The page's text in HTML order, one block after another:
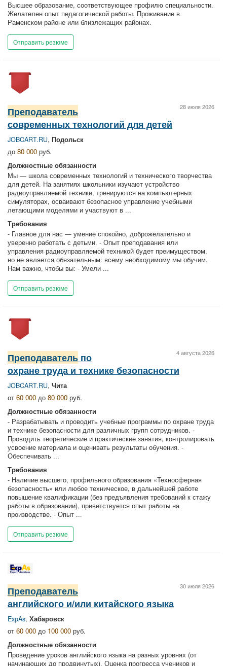
Высшее образование, соответствующее профилю специальности.
Желателен опыт педагогической работы. Проживание в
Раменском районе или близлежащих районах.
Отправить резюме
28 июля 2026
Преподаватель
современных технологий для детей
JOBCART.RU, Подольск
до 80 000 руб.
Должностные обязанности
Мы — школа современных технологий и технического творчества
для детей. На занятиях школьники изучают устройство
радиоуправляемой техники, тренируются на компьютерных
симуляторах, осваивают безопасное управление учебными
летающими моделями и участвуют в ...
Требования
- Главное для нас — умение спокойно, доброжелательно и
уверенно работать с детьми. - Опыт преподавания или
управления радиоуправляемой техникой будет преимуществом,
но не является обязательным: всему необходимому мы обучим.
Нам важно, чтобы вы: - Умели ...
Отправить резюме
4 августа 2026
Преподаватель по
охране труда и технике безопасности
JOBCART.RU, Чита
от 60 000 до 80 000 руб.
Должностные обязанности
- Разрабатывать и проводить учебные программы по охране труда
и технике безопасности для различных групп сотрудников. -
Проводить теоретические и практические занятия, контролировать
усвоение материала и оценивать результаты обучения. -
Обеспечивать ...
Требования
- Наличие высшего, профильного образования «Техносферная
безопасность» или любое техническое, в дальнейшей работе
повышение квалификации (без предъявления требований к стажу
работы в образовании), приветствуется опыт работы на
производстве. - Опыт ...
Отправить резюме
30 июля 2026
Преподаватель
английского и/или китайского языка
ExpAs, Хабаровск
от 60 000 до 100 000 руб.
Должностные обязанности
Проведение уроков английского языка на разных уровнях (от
начинающих до продвинутых). Оценка прогресса учеников и